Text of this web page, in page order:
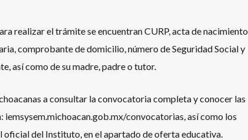
realizar el trámite se encuentran CURP, acta de nacimiento,
comprobante de domicilio, número de Seguridad Social y
así como de su madre, padre o tutor.
a consultar la convocatoria completa y conocer las
iemsysem.michoacan.gob.mx/convocatorias, así como los
del Instituto, en el apartado de oferta educativa.